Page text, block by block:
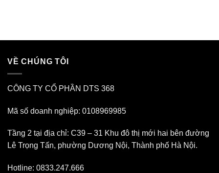
VỀ CHÚNG TÔI
CÔNG TY CỔ PHẦN DTS 368
Mã số doanh nghiệp: 0108969985
Tầng 2 tại địa chỉ: C39 – 31 Khu đô thị mới hai bên đường
Lê Trọng Tấn, phường Dương Nội, Thành phố Hà Nội.
Hotline: 0833.247.666